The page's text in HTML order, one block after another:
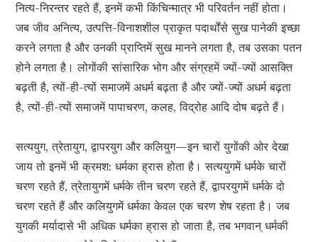
नित्य-निरन्तर रहते हैं, इनमें कभी किंचिन्मात्र भी परिवर्तन नहीं होता।
जब जीव अनित्य, उत्पत्ति-विनाशशील प्राकृत पदार्थोंसे सुख पानेकी इच्छा
करने लगता है और उनकी प्राप्तिमें सुख मानने लगता है, तब उसका पतन
होने लगता है। लोगोंकी सांसारिक भोग और संग्रहमें ज्यों-ज्यों आसक्ति
बढ़ती है, त्यों-ही-त्यों समाजमें अधर्म बढ़ता है और ज्यों-ज्यों अधर्म बढ़ता
है, त्यों-ही-त्यों समाजमें पापाचरण, कलह, विद्रोह आदि दोष बढ़ते हैं।
सत्ययुग, त्रेतायुग, द्वापरयुग और कलियुग—इन चारों युगोंकी ओर देखा
जाय तो इनमें भी क्रमश: धर्मका ह्रास होता है। सत्ययुगमें धर्मके चारों
चरण रहते हैं, त्रेतायुगमें धर्मके तीन चरण रहते हैं, द्वापरयुगमें धर्मके दो
चरण रहते हैं और कलियुगमें धर्मका केवल एक चरण शेष रहता है। जब
युगकी मर्यादासे भी अधिक धर्मका ह्रास हो जाता है, तब भगवान् धर्मकी